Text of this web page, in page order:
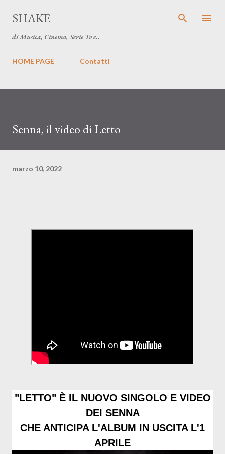
SHAKE
di Musica, Cinema, Serie Tv e..
HOME PAGE Contatti
Senna, il video di Letto
marzo 10, 2022
"LETTO" È IL NUOVO SINGOLO E VIDEO
DEI SENNA
CHE ANTICIPA L'ALBUM IN USCITA L'1
APRILE